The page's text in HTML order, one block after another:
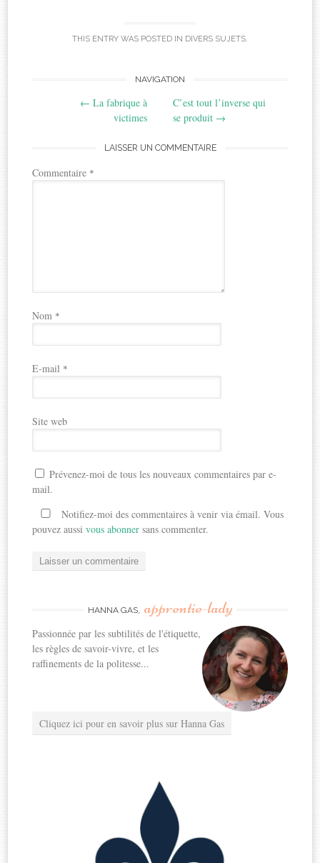
THIS ENTRY WAS POSTED IN DIVERS SUJETS.
navigation
NAVIGATION
← La fabrique à
victimes
C’est tout l’inverse qui
se produit →
LAISSER UN COMMENTAIRE
Commentaire *
Nom *
E-mail *
Site web
Prévenez-moi de tous les nouveaux commentaires par e-
mail.
Notifiez-moi des commentaires à venir via émail. Vous
pouvez aussivous abonner sans commenter.
HANNA GAS, apprentie-lady
Passionnée par les subtilités de l'étiquette,
les règles de savoir-vivre, et les
raffinements de la politesse...
Cliquez ici pour en savoir plus sur Hanna Gas